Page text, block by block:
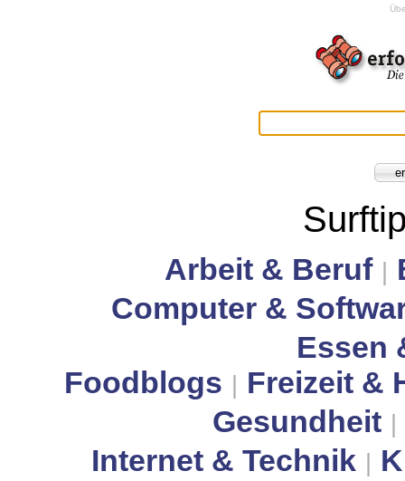
Arbeit & Beruf
Computer &
Essen
Foodblogs
Freizeit &
Gesundheit
Internet & Technik